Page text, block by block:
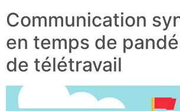
Communication
en temps de
de télétravail